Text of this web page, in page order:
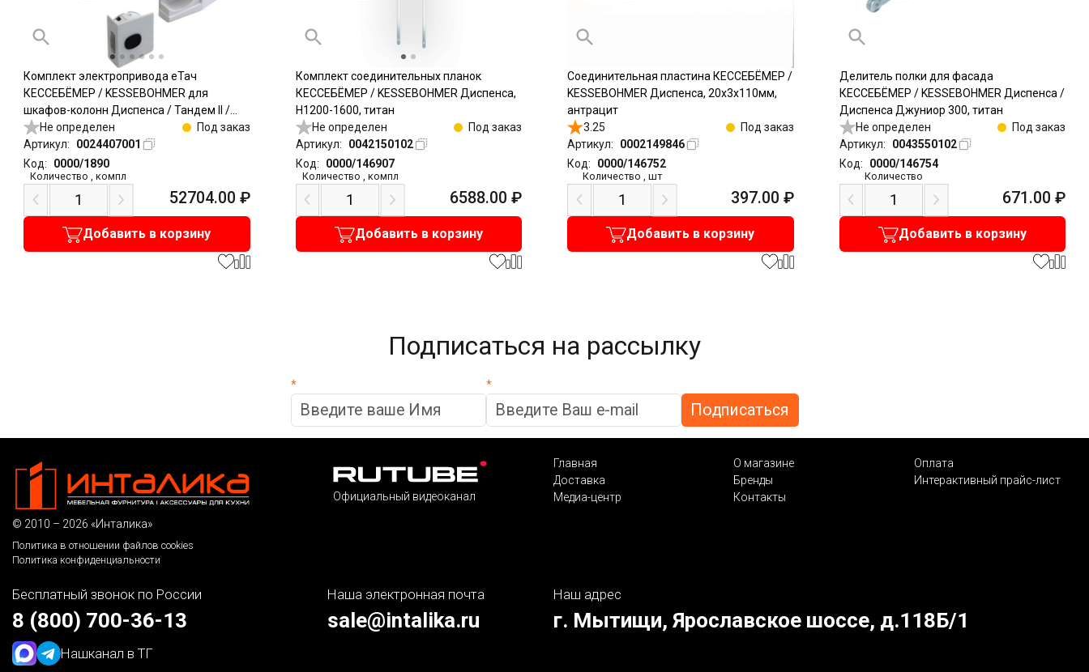
Комплект электропривода еТач
КЕССЕБЁМЕР / KESSEBOHMER для
шкафов-колонн Диспенса / Тандем II /
Тандем Сайд
Не определен
Под заказ
Артикул:
0024407001
Код:
0000/1890
Количество ,компл
52704.00 ₽
Добавить в корзину
Комплект соединительных планок
КЕССЕБЁМЕР / KESSEBOHMER Диспенса,
H1200-1600, титан
Не определен
Под заказ
Артикул:
0042150102
Код:
0000/146907
Количество компл
6588.00 ₽
Добавить в корзину
Соединительная пластина КЕССЕБЁМЕР /
KESSEBOHMER Диспенса, 20х3х110мм,
антрацит
3.25
Под заказ
Артикул:
0002149846
Код:
0000/146752
Количество шт
397.00 ₽
Добавить в корзину
Делитель полки для фасада
КЕССЕБЁМЕР / KESSEBOHMER Диспенса /
Диспенса Джуниор 300, титан
Не определен
Под заказ
Артикул:
0043550102
Код:
0000/146754
Количество
671.00 ₽
Добавить в корзину
Подписаться на рассылку
* *
© 2010 – 2026 «Инталика»
Политика в отношении файлов cookies
Политика конфиденциальности
Официальный видеоканал
Главная О магазине
Оплата
Доставка
Бренды
Интерактивный прайс-лист
Медиа-центр
Контакты
Бесплатный звонок по России
8 (800) 700-36-13
Нашканал в ТГ
Наша электронная почта
sale@intalika.ru
Наш адрес
г. Мытищи, Ярославское шоссе, д.118Б/1